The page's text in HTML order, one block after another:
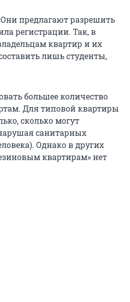
предлагают разрешить
регистрации. Так, в
квартир и их
лишь студенты,
большее количество
Для типовой квартиры
сколько могут
санитарных
Однако в других
квартирам» нет